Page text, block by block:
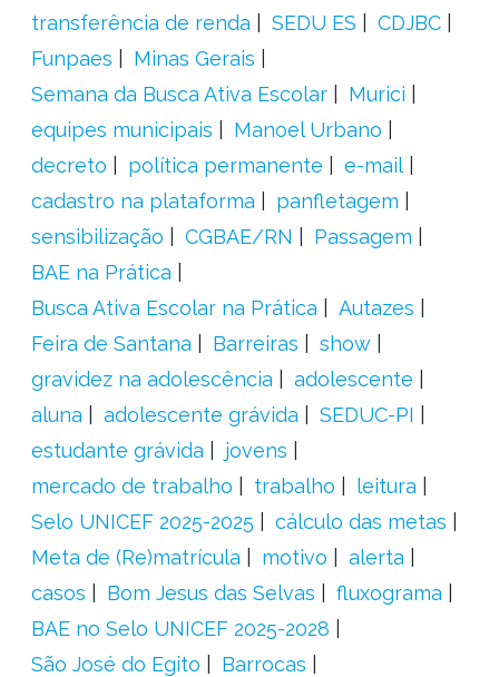
transferência de renda
SEDU ES
CDJBC
Funpaes
Minas Gerais
Semana da Busca Ativa Escolar
Murici
equipes municipais
Manoel Urbano
decreto
política permanente
e-mail
cadastro na plataforma
panfletagem
sensibilização
CGBAE/RN
Passagem
BAE na Prática
Busca Ativa Escolar na Prática
Autazes
Feira de Santana
Barreiras
show
gravidez na adolescência
adolescente
aluna
adolescente grávida
SEDUC-PI
estudante grávida
jovens
mercado de trabalho
trabalho
leitura
Selo UNICEF 2025-2025
cálculo das metas
Meta de (Re)matrícula
motivo
alerta
casos
Bom Jesus das Selvas
fluxograma
BAE no Selo UNICEF 2025-2028
São José do Egito
Barrocas